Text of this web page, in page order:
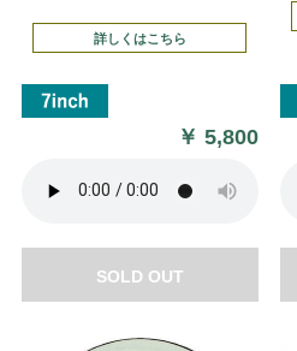
詳しくはこちら
￥5,800
SOLD OUT